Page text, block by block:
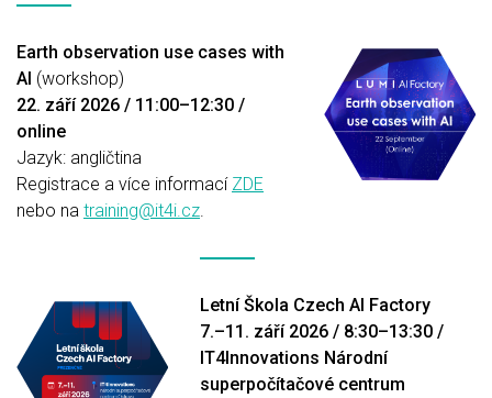
Earth observation use cases with
AI (workshop)
22. září 2026 / 11:00–12:30 /
online
Jazyk: angličtina
Registrace a více informací ZDE
nebo na training@it4i.cz.
Letní Škola Czech AI Factory
7.–11. září 2026 / 8:30–13:30 /
IT4Innovations Národní
superpočítačové centrum